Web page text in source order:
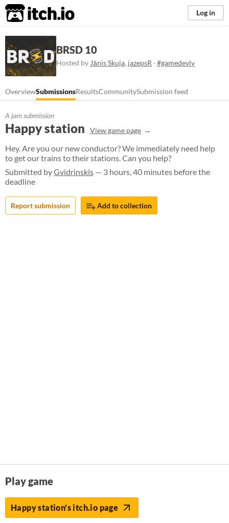
itch.io Log in
BRSD 10
Hosted by Jānis Skuja, jazepsR · #gamedevlv
OverviewSubmissionsResultsCommunitySubmission feed
A jam submission
Happy station View game page
Hey. Are you our new conductor? We immediately need help
to get our trains to their stations. Can you help?
Submitted byGvidrinskis — 3 hours, 40 minutes before the
deadline
Report submission Add to collection
Play game
Happy station's itch.io page